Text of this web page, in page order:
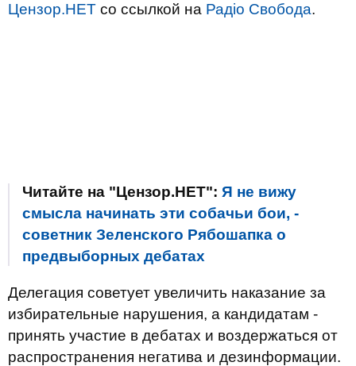
Цензор.НЕТ со ссылкой на Радіо Свобода.
Читайте на "Цензор.НЕТ": Я не вижу
смысла начинать эти собачьи бои, -
советник Зеленского Рябошапка о
предвыборных дебатах
Делегация советует увеличить наказание за
избирательные нарушения, а кандидатам -
принять участие в дебатах и ​​воздержаться от
распространения негатива и дезинформации.